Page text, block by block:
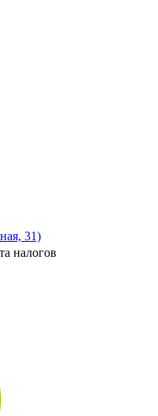
31)
налогов